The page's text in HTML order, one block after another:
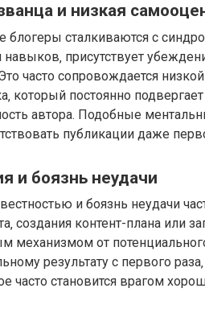
и низкая
сталкиваются с
навыков‚ присутствует
часто сопровождается
который постоянно
автора. Подобные
публикации даже
и боязнь неудачи
и боязнь неудачи
создания контент-плана или
механизмом от
результату с первого
часто становится врагом